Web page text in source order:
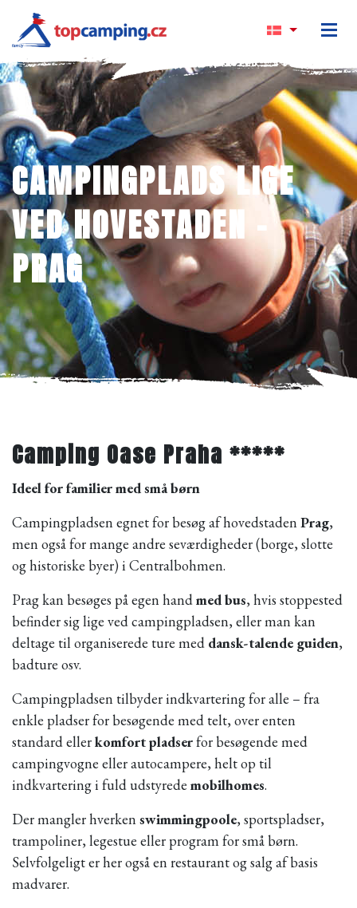
CAMPINGPLADS LIGE
VED HOVESTADEN –
PRAG
Camping Oase Praha *****
Ideel for familier med små børn
Campingpladsen egnet for besøg af hovedstaden Prag,
men også for mange andre seværdigheder (borge, slotte
og historiske byer) i Centralbohmen.
Prag kan besøges på egen handmed bus, hvis stoppested
befinder sig lige ved campingpladsen, eller man kan
deltage til organiserede ture med dansk-talende guiden,
badture osv.
Campingpladsen tilbyder indkvartering for alle – fra
enkle pladser for besøgende med telt, over enten
standard ellerkomfort pladserfor besøgende med
campingvogne eller autocampere, helt op til
indkvartering i fuld udstyrede mobilhomes.
Der mangler hverken swimmingpoole, sportspladser,
trampoliner, legestue eller program for små børn.
Selvfolgeligt er her også en restaurant og salg af basis
madvarer.